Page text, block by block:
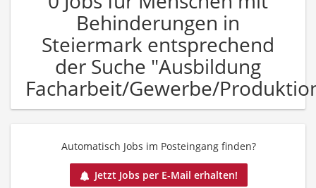
Behinderungen in
Steiermark entsprechend
der Suche "Ausbildung
Facharbeit/Gewerbe/
Automatisch Jobs im Posteingang finden?
Jetzt Jobs per E-Mail erhalten!